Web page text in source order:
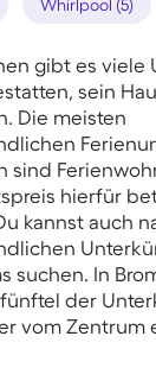
Whirlpool (5)
gibt es viele
sein
Die meisten
sind
hierfür
kannst auch
suchen. In
der
vom Zentrum